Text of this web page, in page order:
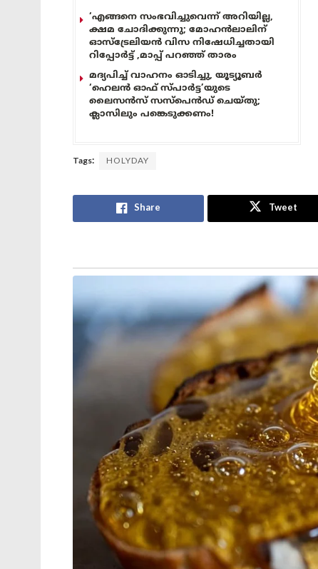
‘എങ്ങനെ സംഭവിച്ചുവെന്ന് അറിയില്ല,
ക്ഷമ ചോദിക്കുന്നു; മോഹൻലാലിന്
ഓസ്ട്രേലിയൻ വിസ നിഷേധിച്ചതായി
റിപ്പോർട്ട് ,മാപ്പ് പറഞ്ഞ് താരം
മദ്യപിച്ച് വാഹനം ഓടിച്ചു, യൂട്യൂബർ
‘ഹെലൻ ഓഫ് സ്പാർട്ട’യുടെ
ലൈസൻസ് സസ്പെൻഡ് ചെയ്തു;
ക്ലാസിലും പങ്കെടുക്കണം!
Tags: HOLYDAY
Share Tweet